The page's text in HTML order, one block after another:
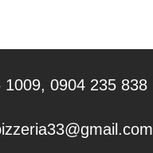
1009, 0904 235 838